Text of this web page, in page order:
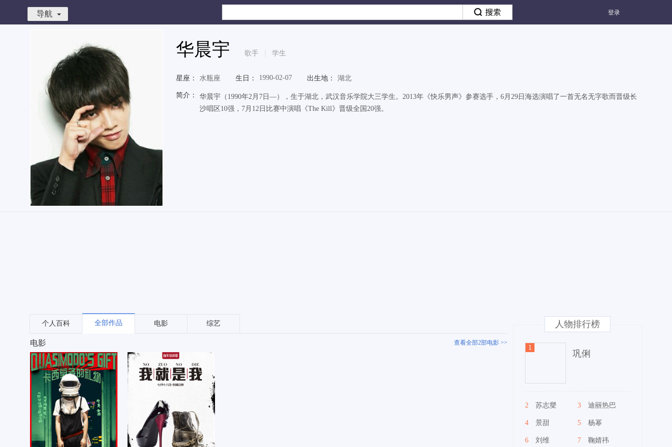
登录
导航
华晨宇 歌手 学生
星座： 水瓶座 生日： 1990-02-07 出生地： 湖北
简介：
华晨宇（1990年2月7日—），生于湖北，武汉音乐学院大三学生。2013年《快乐男声》参赛选手，6月29日海选演唱了一首无名无字歌而晋级长
沙唱区10强，7月12日比赛中演唱《The Kill》晋级全国20强。
个人百科 全部作品 电影 综艺
电影 查看全部2部电影 >>
人物排行榜
巩俐
2 苏志燮 3 迪丽热巴
4 景甜 5 杨幂
6 刘维 7 鞠婧祎